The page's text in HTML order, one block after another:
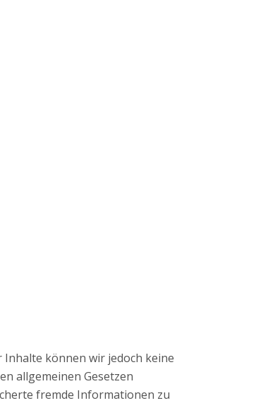
können wir jedoch keine
allgemeinen Gesetzen
fremde Informationen zu